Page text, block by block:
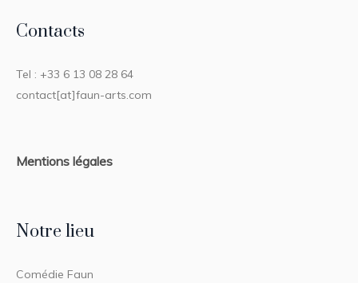
Contacts
Tel : +33 6 13 08 28 64
contact[at]faun-arts.com
Mentions légales
Notre lieu
Comédie Faun